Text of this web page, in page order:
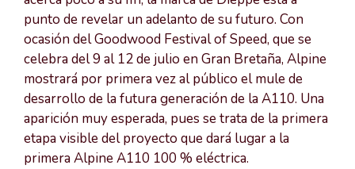
punto de revelar un adelanto de su futuro. Con
ocasión del Goodwood Festival of Speed, que se
celebra del 9 al 12 de julio en Gran Bretaña, Alpine
mostrará por primera vez al público el mule de
desarrollo de la futura generación de la A110. Una
aparición muy esperada, pues se trata de la primera
etapa visible del proyecto que dará lugar a la
primera Alpine A110 100 % eléctrica.